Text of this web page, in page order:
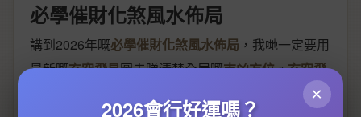
必學催財化煞風水佈局
講到2026年嘅必學催財化煞風水佈局 ，我哋一定要用
最新嘅玄空飛星圖去睇清楚全屋嘅吉凶方位。玄空飛
同每年飛星嘅
×
2026會行好運嗎？